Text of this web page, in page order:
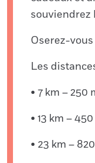
Oserez-
Les
• 7 km – 250
• 13 km –
• 23 km –